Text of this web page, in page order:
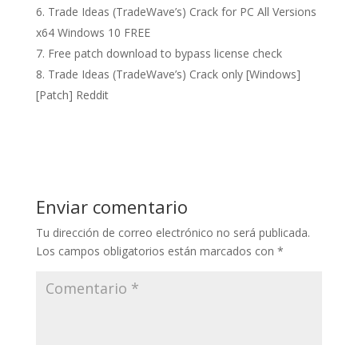
Trade Ideas (TradeWave’s) Crack for PC All Versions
x64 Windows 10 FREE
Free patch download to bypass license check
Trade Ideas (TradeWave’s) Crack only [Windows]
[Patch] Reddit
Enviar comentario
Tu dirección de correo electrónico no será publicada.
Los campos obligatorios están marcados con *